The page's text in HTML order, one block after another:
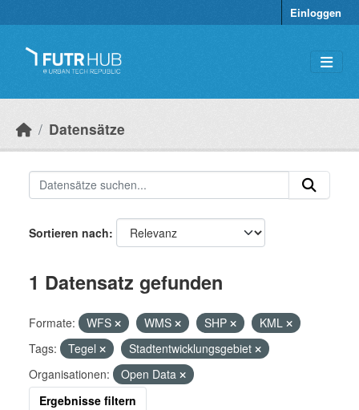
Einloggen
Datensätze
Sortieren nach
1 Datensatz gefunden
Formate: WFS WMS SHP
KML
Tags:
Tegel
Stadtentwicklungsgebiet
Organisationen:
Open Data
Ergebnisse filtern